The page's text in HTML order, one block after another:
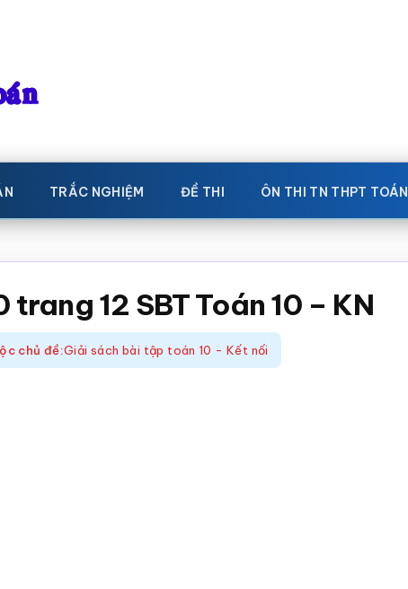
TRẮC NGHIỆM ĐỀ THI ÔN THI TN THPT TOÁN
trang 12 SBT Toán 10 – KN
chủ đề:Giải sách bài tập toán 10 - Kết nối